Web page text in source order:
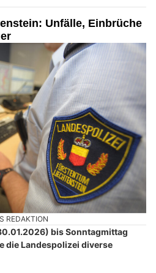
Unfälle, Einbrüche
REDAKTION
bis Sonntagmittag
die Landespolizei diverse